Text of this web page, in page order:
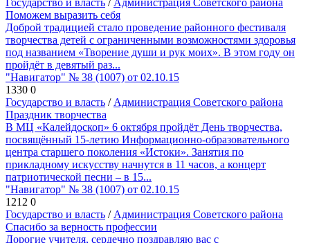
Государство и власть / Администрация Советского района
Поможем выразить себя
Доброй традицией стало проведение районного фестиваля
творчества детей с ограниченными возможностями здоровья
под названием «Творение души и рук моих». В этом году он
пройдёт в девятый раз...
"Навигатор" № 38 (1007) от 02.10.15
1330 0
Государство и власть / Администрация Советского района
Праздник творчества
В МЦ «Калейдоскоп» 6 октября пройдёт День творчества,
посвящённый 15-летию Информационно-образовательного
центра старшего поколения «Истоки». Занятия по
прикладному искусству начнутся в 11 часов, а концерт
патриотической песни – в 15...
"Навигатор" № 38 (1007) от 02.10.15
1212 0
Государство и власть / Администрация Советского района
Спасибо за верность профессии
Дорогие учителя, сердечно поздравляю вас с